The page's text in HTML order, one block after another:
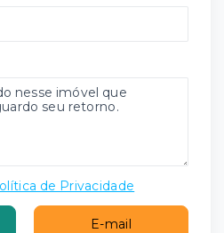
de Privacidade
E-mail